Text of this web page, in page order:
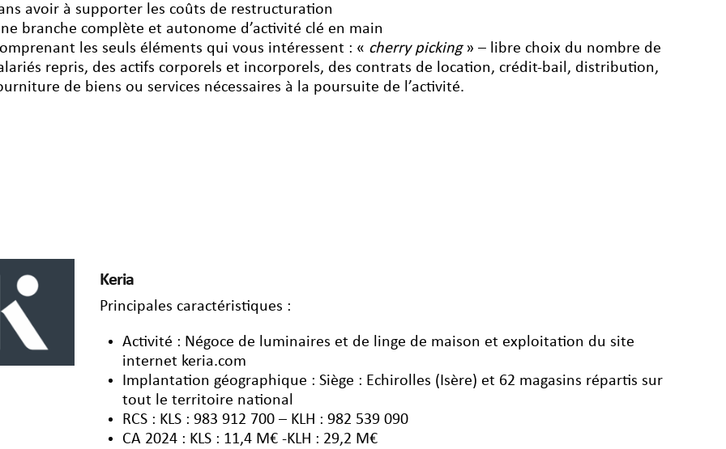
avoir à supporter les coûts de restructuration
branche complète et autonome d’activité clé en main
les seuls éléments qui vous intéressent : « cherry picking» – libre choix du nombre de
repris, des actifs corporels et incorporels, des contrats de location, crédit-bail, distribution,
de biens ou services nécessaires à la poursuite de l’activité.
Keria
Principales caractéristiques :
Activité : Négoce de luminaires et de linge de maison et exploitation du site
internet keria.com
Implantation géographique : Siège : Echirolles (Isère) et 62 magasins répartis sur
tout le territoire national
RCS : KLS : 983 912 700 – KLH : 982 539 090
CA 2024 : KLS : 11,4 M€ -KLH : 29,2 M€